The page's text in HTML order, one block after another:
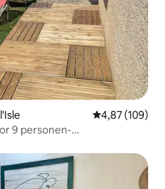
Gemiddelde
4,87 (109)
9 personen-